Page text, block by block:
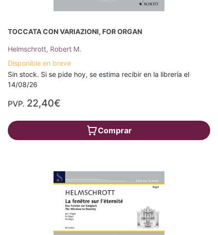
TOCCATA CON VARIAZIONI, FOR ORGAN
Helmschrott, Robert M.
Disponible en breve
Sin stock. Si se pide hoy, se estima recibir en la librería el
14/08/26
PVP. 22,40€
Comprar